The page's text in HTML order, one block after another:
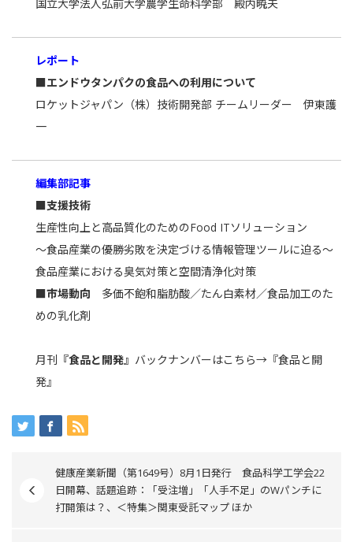
国立大学法人弘前大学農学生命科学部 殿内暁夫
レポート
■エンドウタンパクの食品への利用について
ロケットジャパン（株）技術開発部 チームリーダー 伊東護
一
編集部記事
■支援技術
生産性向上と高品質化のためのFood ITソリューション
～食品産業の優勝劣敗を決定づける情報管理ツールに迫る～
食品産業における臭気対策と空間清浄化対策
■市場動向 多価不飽和脂肪酸／たん白素材／食品加工のた
めの乳化剤
月刊 『食品と開発』 バックナンバーはこちら→『食品と開
発』
健康産業新聞（第1649号）8月1日発行 食品科学工学会22
日開幕、話題追跡：「受注増」「人手不足」のWパンチに
打開策は？、＜特集＞関東受託マップ ほか